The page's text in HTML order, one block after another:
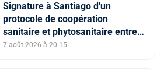
Signature à Santiago d'un
protocole de coopération
sanitaire et phytosanitaire entre
l’ONSSA et le SAG
7 août 2026 à 20:15